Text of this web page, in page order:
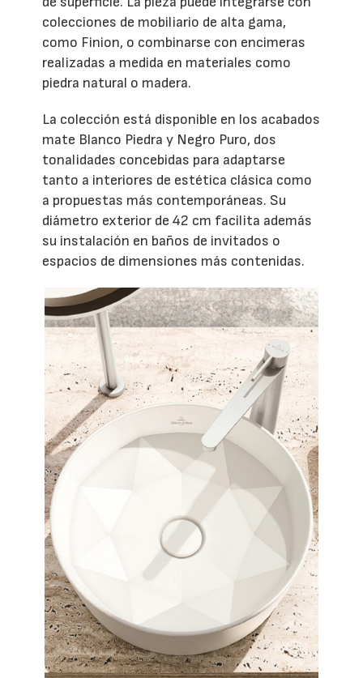
colecciones de mobiliario de alta gama,
como Finion, o combinarse con encimeras
realizadas a medida en materiales como
piedra natural o madera.
La colección está disponible en los acabados
mate Blanco Piedra y Negro Puro, dos
tonalidades concebidas para adaptarse
tanto a interiores de estética clásica como
a propuestas más contemporáneas. Su
diámetro exterior de 42 cm facilita además
su instalación en baños de invitados o
espacios de dimensiones más contenidas.